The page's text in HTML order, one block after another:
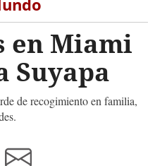
en Miami
Suyapa
de recogimiento en familia,